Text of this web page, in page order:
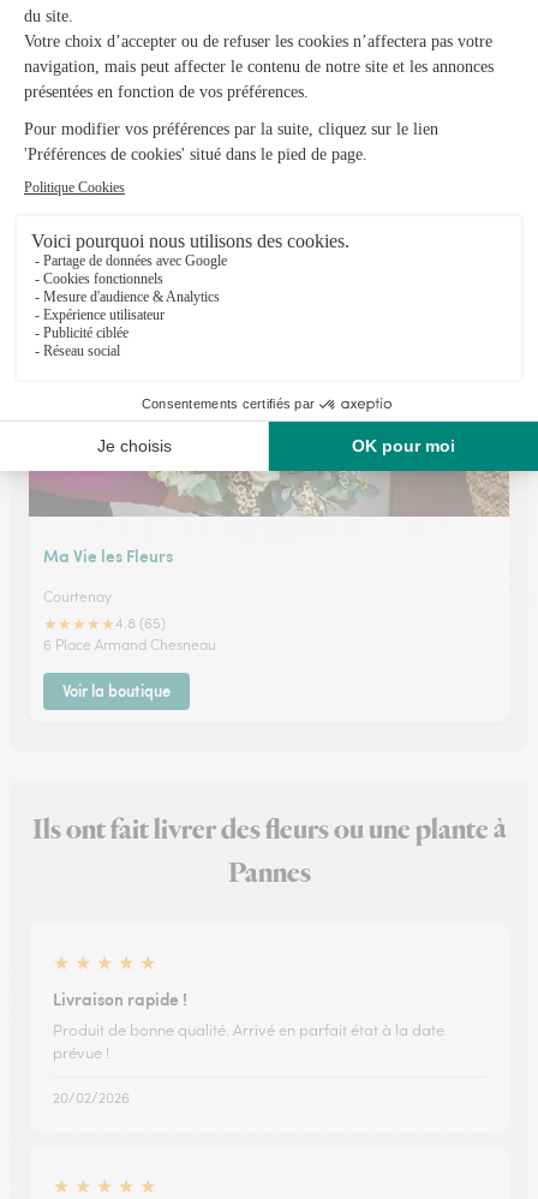
★★ ★★★4.3 (60)
48, rue Gauthier 1er
Voir la boutique
Ma Vie les Fleurs
Courtenay
★★★★★4.8 (65)
6 Place Armand Chesneau
Voir la boutique
Ils ont fait livrer des fleurs ou une plante à
Pannes
★ ★ ★ ★ ★
Livraison rapide !
Produit de bonne qualité. Arrivé en parfait état à la date
prévue !
20/02/2026
★ ★ ★ ★ ★